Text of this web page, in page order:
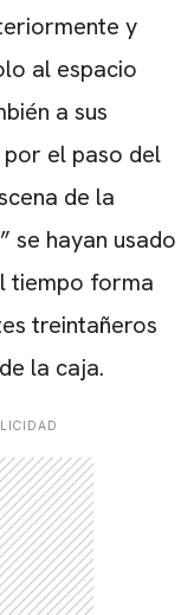
y
al espacio
a sus
el paso del
de la
se hayan usado
tiempo forma
treintañeros
la caja.